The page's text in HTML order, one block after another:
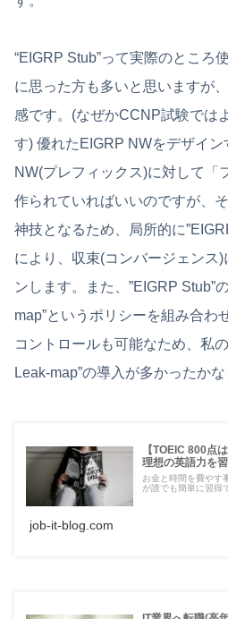
“EIGRP Stub”って実際のところ
に思った方も多いと思いますが
感です。(なぜかCCNP試験では
す) 優れたEIGRP NWをデザイ
NW(プレフィックス)に対して「
作られていればいいのですが、
神技となるため、局所的に
により、収束(コンバージェンス
ンします。また、”EIGRP Stub”
map”というポリシーを組み合わ
コントロールも可能なため、私
Leak-map”の導入が多かったかな
【TOEIC 800点
理想の英語力を
お金と時間を費やす
が誰でも簡単に習得
job-it-blog.com